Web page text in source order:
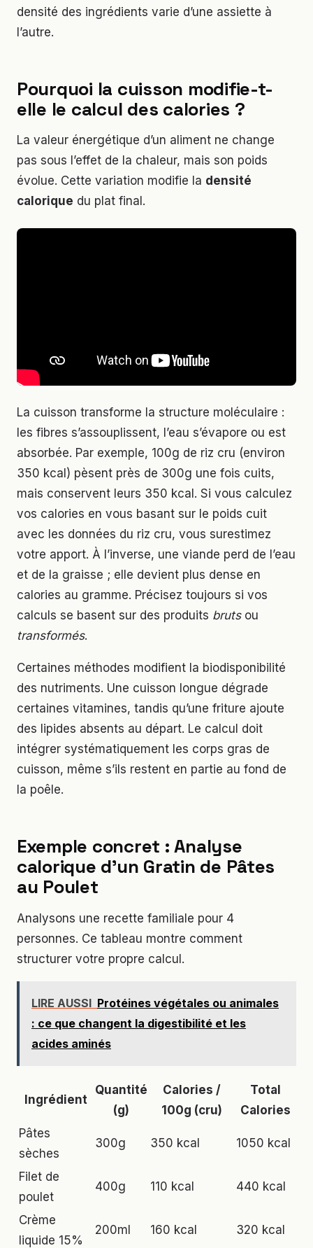
densité des ingrédients varie d’une assiette à
l’autre.
Pourquoi la cuisson modifie-t-
elle le calcul des calories ?
La valeur énergétique d’un aliment ne change
pas sous l’effet de la chaleur, mais son poids
évolue. Cette variation modifie la densité
calorique du plat final.
La cuisson transforme la structure moléculaire :
les fibres s’assouplissent, l’eau s’évapore ou est
absorbée. Par exemple, 100g de riz cru (environ
350 kcal) pèsent près de 300g une fois cuits,
mais conservent leurs 350 kcal. Si vous calculez
vos calories en vous basant sur le poids cuit
avec les données du riz cru, vous surestimez
votre apport. À l’inverse, une viande perd de l’eau
et de la graisse ; elle devient plus dense en
calories au gramme. Précisez toujours si vos
calculs se basent sur des produits brutsou
transformés.
Certaines méthodes modifient la biodisponibilité
des nutriments. Une cuisson longue dégrade
certaines vitamines, tandis qu’une friture ajoute
des lipides absents au départ. Le calcul doit
intégrer systématiquement les corps gras de
cuisson, même s’ils restent en partie au fond de
la poêle.
Exemple concret : Analyse
calorique d’un Gratin de Pâtes
au Poulet
Analysons une recette familiale pour 4
personnes. Ce tableau montre comment
structurer votre propre calcul.
LIRE AUSSI Protéines végétales ou animales
: ce que changent la digestibilité et les
acides aminés
Ingrédient
Quantité
(g)
Calories /
100g (cru)
Total
Calories
Pâtes
sèches
300g 350 kcal 1050 kcal
Filet de
poulet
400g 110 kcal 440 kcal
Crème
liquide 15%
200ml 160 kcal 320 kcal